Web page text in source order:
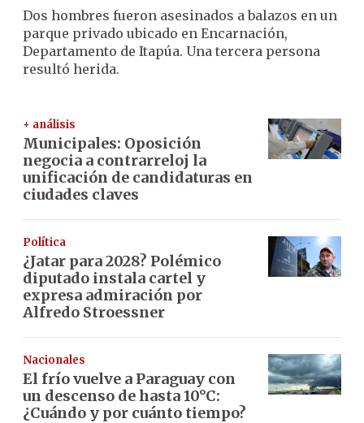
Dos hombres fueron asesinados a balazos en un
parque privado ubicado en Encarnación,
Departamento de Itapúa. Una tercera persona
resultó herida.
+ análisis
Municipales: Oposición
negocia a contrarreloj la
unificación de candidaturas en
ciudades claves
Política
¿Jatar para 2028? Polémico
diputado instala cartel y
expresa admiración por
Alfredo Stroessner
Nacionales
El frío vuelve a Paraguay con
un descenso de hasta 10°C:
¿Cuándo y por cuánto tiempo?